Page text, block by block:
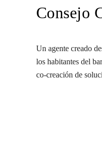
Consejo
Un agente creado
los habitantes del
co-creación de